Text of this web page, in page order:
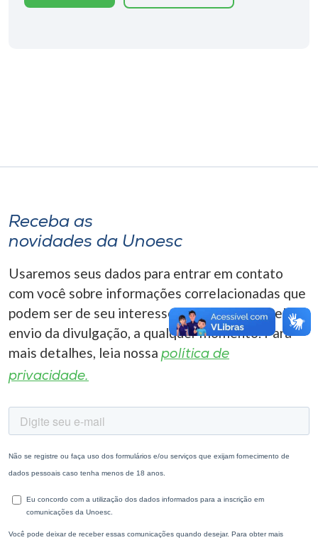
A+
A-
Receba as
novidades da Unoesc
Usaremos seus dados para entrar em contato
com você sobre informações correlacionadas que
podem ser de seu interesse. Você pode cancelar o
envio da divulgação, a qualquer momento. Para
mais detalhes, leia nossa política de
privacidade.